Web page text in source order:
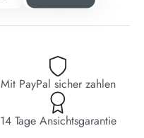
Mit PayPal sicher zahlen
14 Tage Ansichtsgarantie